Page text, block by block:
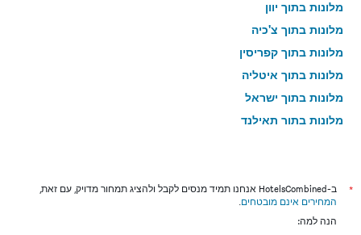
מלונות בתוך יוון
מלונות בתוך צ'כיה
מלונות בתוך קפריסין
מלונות בתוך איטליה
מלונות בתוך ישראל
מלונות בתוך תאילנד
*
ב-HotelsCombined אנחנו תמיד מנסים לקבל ולהציג תמחור מדויק, עם זאת,
המחירים אינם מובטחים.
הנה למה: